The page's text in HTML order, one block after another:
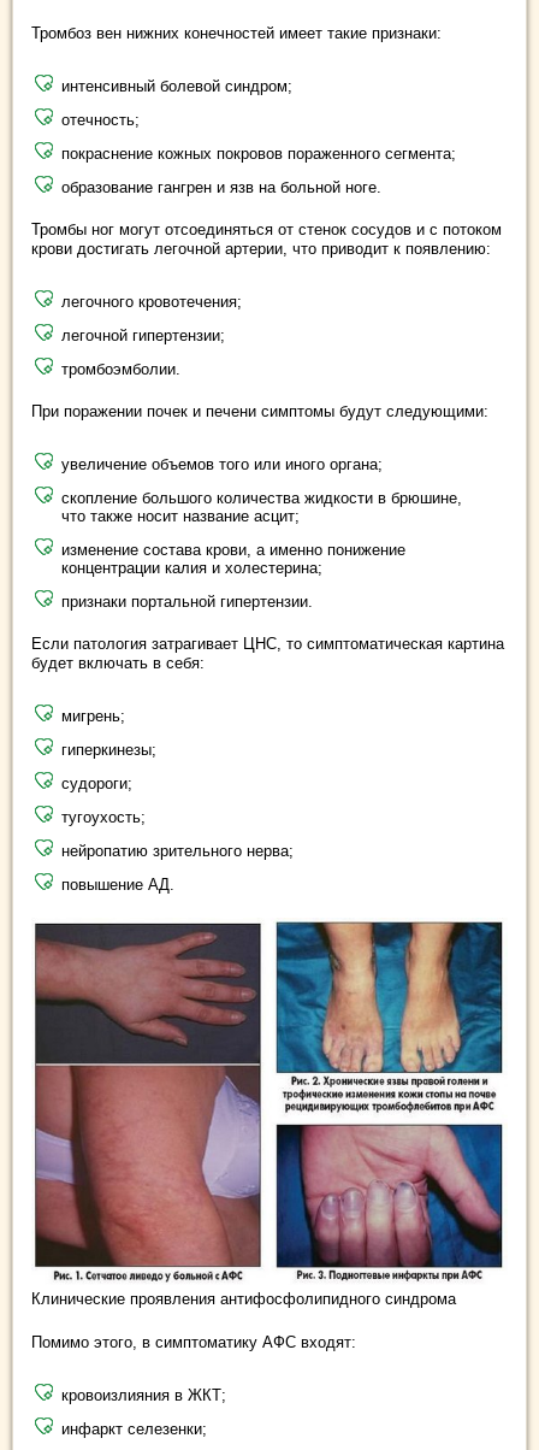
Тромбоз вен нижних конечностей имеет такие признаки:
интенсивный болевой синдром;
отечность;
покраснение кожных покровов пораженного сегмента;
образование гангрен и язв на больной ноге.
Тромбы ног могут отсоединяться от стенок сосудов и с потоком
крови достигать легочной артерии, что приводит к появлению:
легочного кровотечения;
легочной гипертензии;
тромбоэмболии.
При поражении почек и печени симптомы будут следующими:
увеличение объемов того или иного органа;
скопление большого количества жидкости в брюшине,
что также носит название асцит;
изменение состава крови, а именно понижение
концентрации калия и холестерина;
признаки портальной гипертензии.
Если патология затрагивает ЦНС, то симптоматическая картина
будет включать в себя:
мигрень;
гиперкинезы;
судороги;
тугоухость;
нейропатию зрительного нерва;
повышение АД.
Клинические проявления антифосфолипидного синдрома
Помимо этого, в симптоматику АФС входят:
кровоизлияния в ЖКТ;
инфаркт селезенки;